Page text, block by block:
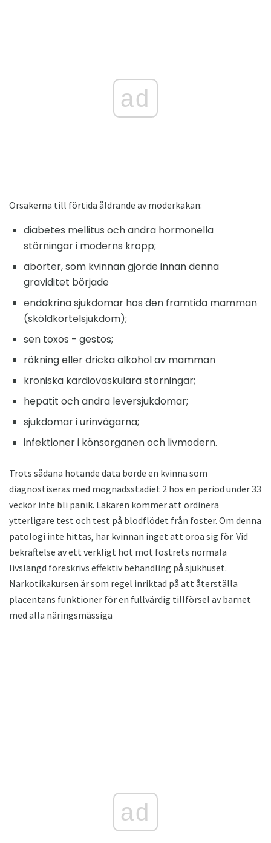
ad
Orsakerna till förtida åldrande av moderkakan:
diabetes mellitus och andra hormonella
störningar i moderns kropp;
aborter, som kvinnan gjorde innan denna
graviditet började
endokrina sjukdomar hos den framtida mamman
(sköldkörtelsjukdom);
sen toxos - gestos;
rökning eller dricka alkohol av mamman
kroniska kardiovaskulära störningar;
hepatit och andra leversjukdomar;
sjukdomar i urinvägarna;
infektioner i könsorganen och livmodern.
Trots sådana hotande data borde en kvinna som
diagnostiseras med mognadsstadiet 2 hos en period under 33
veckor inte bli panik. Läkaren kommer att ordinera
ytterligare test och test på blodflödet från foster. Om denna
patologi inte hittas, har kvinnan inget att oroa sig för. Vid
bekräftelse av ett verkligt hot mot fostrets normala
livslängd föreskrivs effektiv behandling på sjukhuset.
Narkotikakursen är som regel inriktad på att återställa
placentans funktioner för en fullvärdig tillförsel av barnet
med alla näringsmässiga
ad